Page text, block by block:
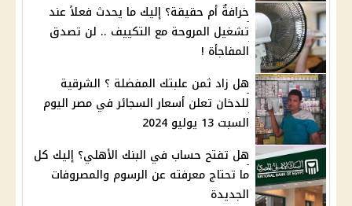
خرافةٌ أم حقيقة؟ إليك ما يحدث فعلاً عند
تشغيل المروحة مع التكييف .. لن تصدق
المفاجأة !
هل زاد ثمن علبتك المفضلة ؟ الشرقية
للدخان تعلن أسعار السجائر في مصر اليوم
السبت 13 يوليو 2024
هل تفتح حساب في البنك الأهلي؟ إليك كل
ما تحتاج معرفته عن الرسوم والمصروفات
الجديدة